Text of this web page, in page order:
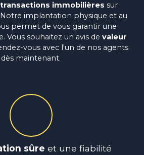
transactions immobilières sur
implantation physique et au
permet de vous garantir une
Vous souhaitez un avis de valeur
vous avec l'un de nos agents
dès maintenant.
sûre et une fiabilité